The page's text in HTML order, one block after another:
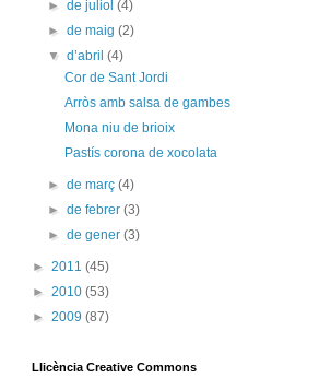
►de juliol(4)
►de maig(2)
▼d’abril(4)
Cor de Sant Jordi
Arròs amb salsa de gambes
Mona niu de brioix
Pastís corona de xocolata
►de març(4)
►de febrer(3)
►de gener(3)
► 2011 (45)
► 2010 (53)
► 2009 (87)
Llicència Creative Commons